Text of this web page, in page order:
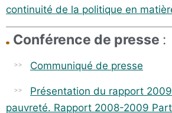
continuité de la politique en
Conférence de presse :
Communiqué de presse
Présentation du rapport
pauvreté. Rapport 2008-2009